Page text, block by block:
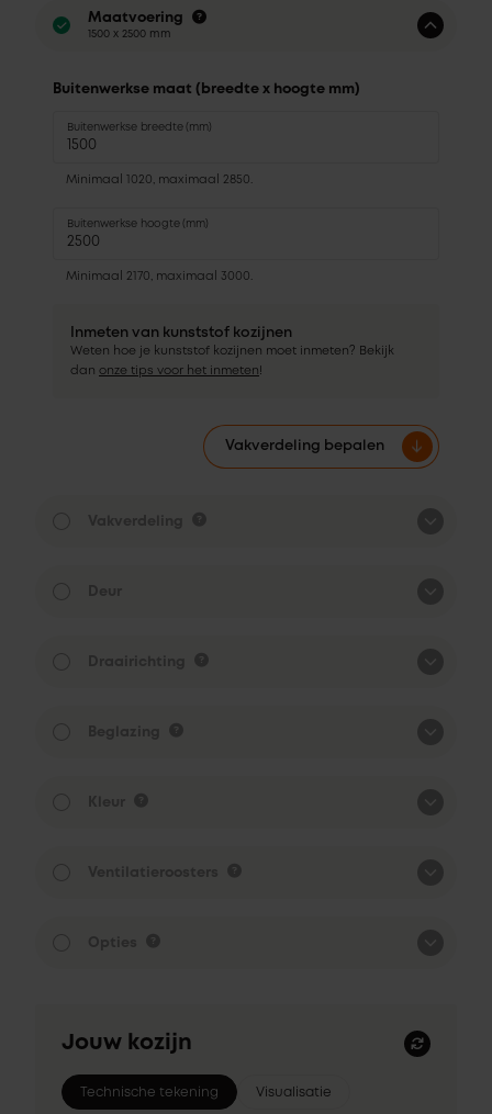
Maatvoering
1500 x 2500 mm
Buitenwerkse maat (breedte x hoogte mm)
Buitenwerkse breedte (mm)
Minimaal 1020, maximaal 2850.
Buitenwerkse hoogte (mm)
Minimaal 2170, maximaal 3000.
Inmeten van kunststof kozijnen
Weten hoe je kunststof kozijnen moet inmeten? Bekijk
dan onze tips voor het inmeten !
Vakverdeling bepalen
Jouw kozijn
Technische tekening Visualisatie